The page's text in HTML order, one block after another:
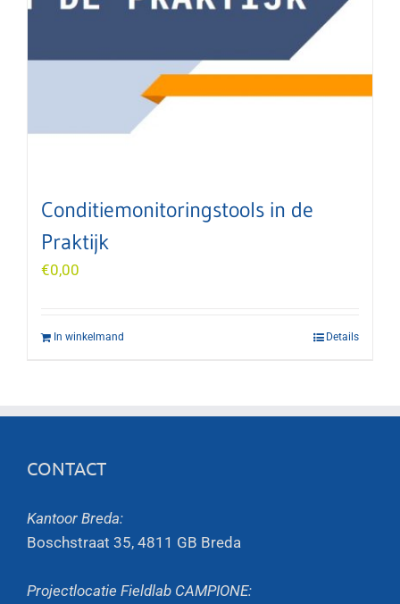
Conditiemonitoringstools in de
Praktijk
€0,00
In winkelmand Details
CONTACT
Kantoor Breda:
Boschstraat 35, 4811 GB Breda
Projectlocatie Fieldlab CAMPIONE: